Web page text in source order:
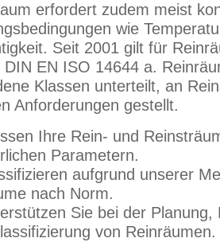
erfordert zudem meist
wie
Seit 2001 gilt für
DIN EN ISO 14644 a.
Klassen unterteilt, an
Anforderungen gestellt.
Ihre Rein- und
Parametern.
aufgrund unserer
nach Norm.
Sie bei der Planung,
von Reinräumen.